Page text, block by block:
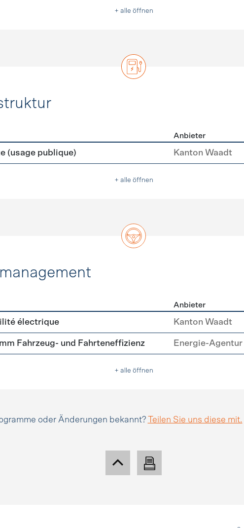
+ alle öffnen
Ladeinfrastruktur
Anbieter
(usage publique) Kanton Waadt
+ alle öffnen
Mobilitätsmanagement
Anbieter
électrique Kanton Waadt
Fahrzeug- und Fahrteneffizienz Energie-
+ alle öffnen
oder Änderungen bekannt? Teilen Sie uns diese mit.